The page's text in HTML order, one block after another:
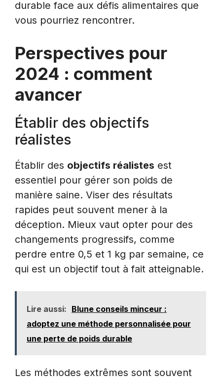
durable face aux défis alimentaires que
vous pourriez rencontrer.
Perspectives pour
2024 : comment
avancer
Établir des objectifs
réalistes
Établir des objectifs réalistes est
essentiel pour gérer son poids de
manière saine. Viser des résultats
rapides peut souvent mener à la
déception. Mieux vaut opter pour des
changements progressifs, comme
perdre entre 0,5 et 1 kg par semaine, ce
qui est un objectif tout à fait atteignable.
Lire aussi: Blune conseils minceur :
adoptez une méthode personnalisée pour
une perte de poids durable
Les méthodes extrêmes sont souvent